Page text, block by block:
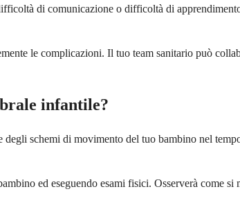
di comunicazione o difficoltà di
le complicazioni. Il tuo team sanitario può
infantile?
schemi di movimento del tuo bambino nel
ed eseguendo esami fisici. Osserverà come